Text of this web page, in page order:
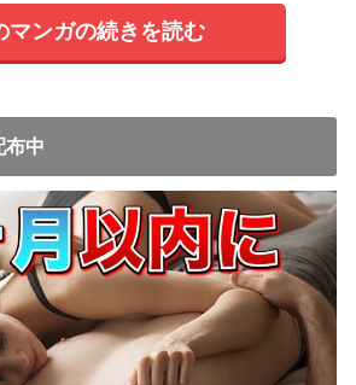
マンガの続きを読む
布中